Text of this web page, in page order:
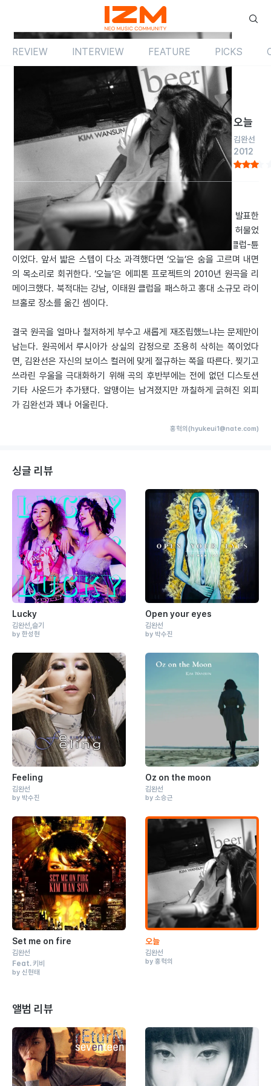
REVIEW INTERVIEW FEATURE PICKS
오늘
김완선
2012
by 홍혁의 2012.09.01
근 2년 간 김완선은 트렌디했다. 6년 만에 공백을 깨고 2011년 발표한
‘Super love’는 매끈한 일렉트로닉 사운드에 메탈을 섞어 격을 허물었
고, 곧이어 치고나간 ‘Be quiet’는 신사동호랭이와 용준형 표 클럽-튠
이었다. 앞서 밟은 스텝이 다소 과격했다면 ‘오늘’은 숨을 고르며 내면
의 목소리로 회귀한다. ‘오늘’은 에피톤 프로젝트의 2010년 원곡을 리
메이크했다. 북적대는 강남, 이태원 클럽을 패스하고 홍대 소규모 라이
브홀로 장소를 옮긴 셈이다.
결국 원곡을 얼마나 철저하게 부수고 새롭게 재조립했느냐는 문제만이
남는다. 원곡에서 루시아가 상실의 감정으로 조용히 삭히는 쪽이었다
면, 김완선은 자신의 보이스 컬러에 맞게 절규하는 쪽을 따른다. 찢기고
쓰라린 우울을 극대화하기 위해 곡의 후반부에는 전에 없던 디스토션
기타 사운드가 추가됐다. 알맹이는 남겨졌지만 까칠하게 긁혀진 외피
가 김완선과 꽤나 어울린다.
홍혁의(hyukeui1@nate.com)
싱글 리뷰
Lucky
김완선 슬기
by 한성현
Open your eyes
김완선
by 박수진
Feeling
김완선
by 박수진
Oz on the moon
김완선
by 소승근
Set me on fire
김완선
Feat.키비
by 신현태
오늘
김완선
by 홍혁의
앨범 리뷰